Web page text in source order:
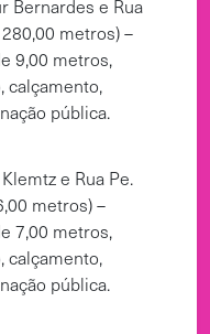
metros) –
9,00 metros,
calçamento,
pública.
e Rua Pe.
metros) –
7,00 metros,
calçamento,
pública.